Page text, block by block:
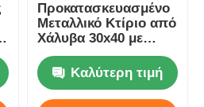
κατασκευή
Προκατασκευασμένο
Μεταλλικό Κτίριο από
Χάλυβα 30x40 με
Τοιχοποιία από
Πάνελ Rockwool
Καλύτερη τιμή